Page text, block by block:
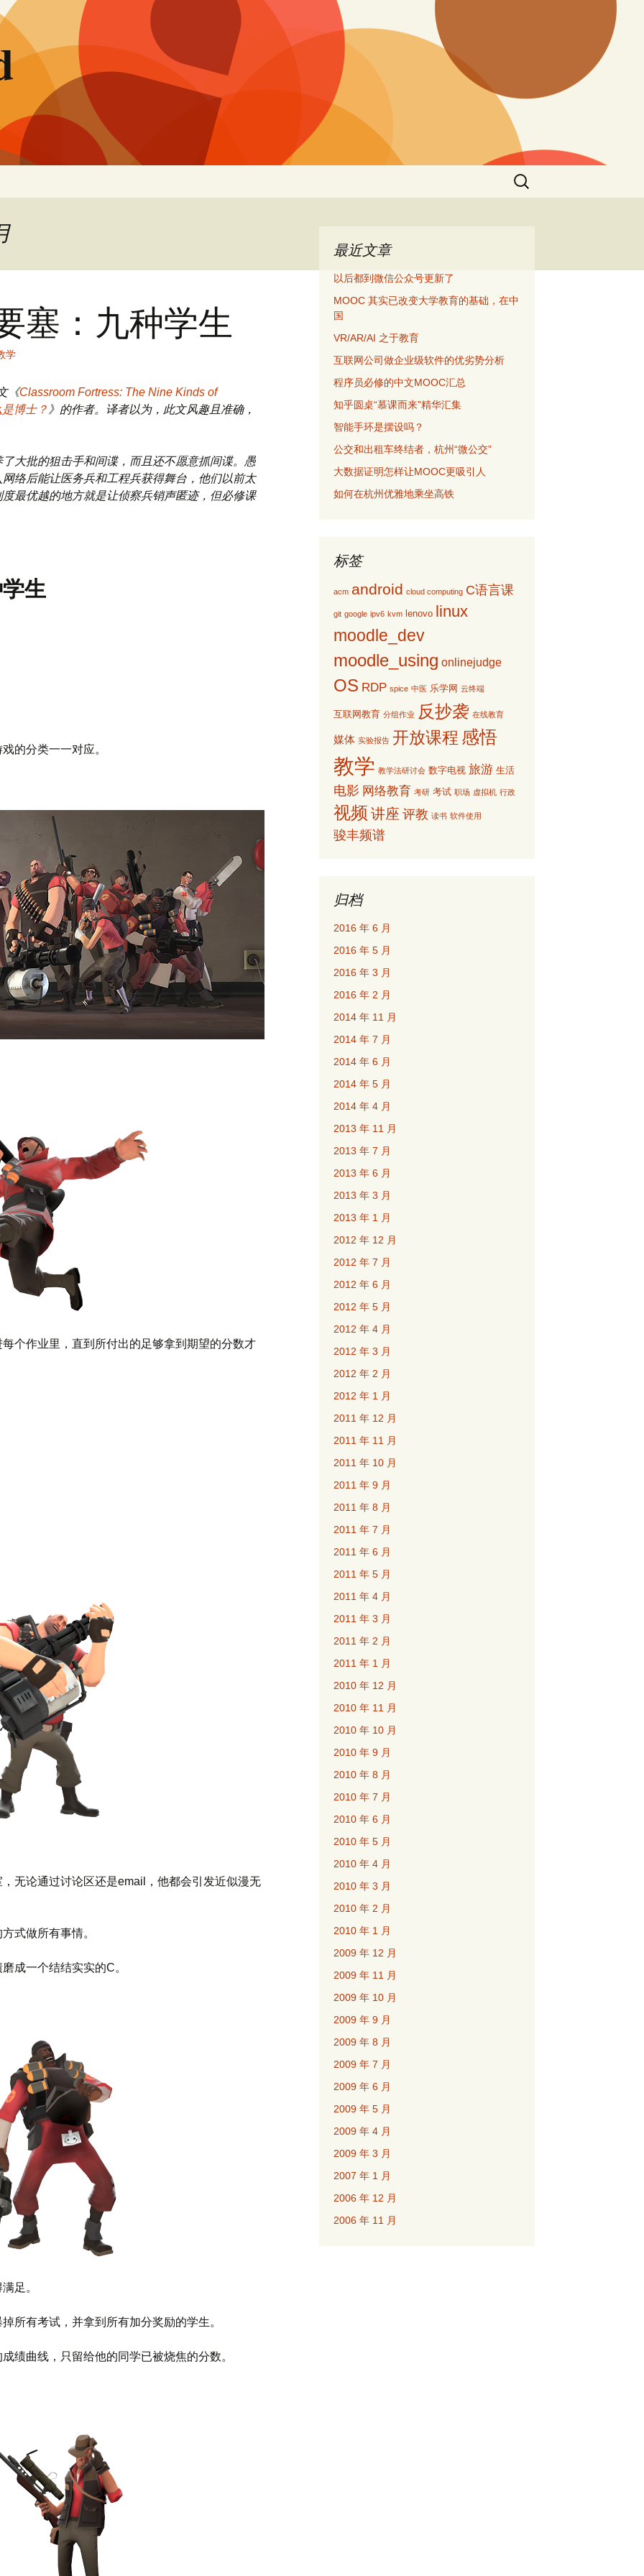
搜
索：
塞：九种学生
学
《Classroom Fortress: The Nine Kinds of
博士？ 》的作者。译者以为，此文风趣且准确，
大批的狙击手和间谍，而且还不愿意抓间谍。愚
络后能让医务兵和工程兵获得舞台，他们以前太
最优越的地方就是让侦察兵销声匿迹，但必修课
生
的分类一一对应。
个作业里，直到所付出的足够拿到期望的分数才
无论通过讨论区还是email，他都会引发近似漫无
式做所有事情。
成一个结结实实的C。
足。
所有考试，并拿到所有加分奖励的学生。
绩曲线，只留给他的同学已被烧焦的分数。
最近文章
以后都到微信公众号更新了
MOOC 其实已改变大学教育的基础，在中
国
VR/AR/AI 之于教育
互联网公司做企业级软件的优劣势分析
程序员必修的中文MOOC汇总
知乎圆桌“慕课而来”精华汇集
智能手环是摆设吗？
公交和出租车终结者，杭州“微公交”
大数据证明怎样让MOOC更吸引人
如何在杭州优雅地乘坐高铁
标签
acm android cloud computing C语言课
git google ipv6 kvm lenovo linux
moodle_dev
moodle_using onlinejudge
OS RDP spice 中医 乐学网 云终端
互联网教育 分组作业 反抄袭 在线教育
媒体 实验报告 开放课程 感悟
教学 教学法研讨会 数字电视 旅游 生活
电影 网络教育 考研 考试 职场 虚拟机 行政
视频 讲座 评教 读书 软件使用
骏丰频谱
归档
2016 年 6 月
2016 年 5 月
2016 年 3 月
2016 年 2 月
2014 年 11 月
2014 年 7 月
2014 年 6 月
2014 年 5 月
2014 年 4 月
2013 年 11 月
2013 年 7 月
2013 年 6 月
2013 年 3 月
2013 年 1 月
2012 年 12 月
2012 年 7 月
2012 年 6 月
2012 年 5 月
2012 年 4 月
2012 年 3 月
2012 年 2 月
2012 年 1 月
2011 年 12 月
2011 年 11 月
2011 年 10 月
2011 年 9 月
2011 年 8 月
2011 年 7 月
2011 年 6 月
2011 年 5 月
2011 年 4 月
2011 年 3 月
2011 年 2 月
2011 年 1 月
2010 年 12 月
2010 年 11 月
2010 年 10 月
2010 年 9 月
2010 年 8 月
2010 年 7 月
2010 年 6 月
2010 年 5 月
2010 年 4 月
2010 年 3 月
2010 年 2 月
2010 年 1 月
2009 年 12 月
2009 年 11 月
2009 年 10 月
2009 年 9 月
2009 年 8 月
2009 年 7 月
2009 年 6 月
2009 年 5 月
2009 年 4 月
2009 年 3 月
2007 年 1 月
2006 年 12 月
2006 年 11 月